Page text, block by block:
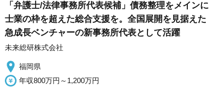
「弁護士/法律事務所代表候補」債務整理をメインに
士業の枠を超えた総合支援を。全国展開を見据えた
急成長ベンチャーの新事務所代表として活躍
未来総研株式会社
福岡県
年収800万円～1,200万円